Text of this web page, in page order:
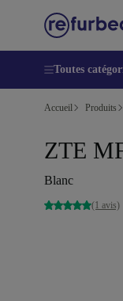
Toutes
Accueil Produits
ZTE
Blanc
(1 avis)